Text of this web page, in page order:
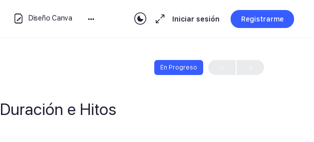
Diseño Canva Iniciar sesión Registrarme
En Progreso
e Hitos